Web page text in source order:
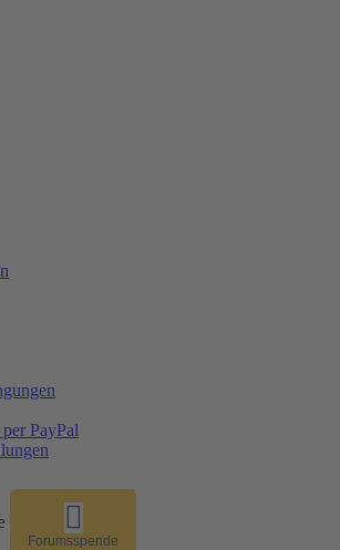
PayPal
Forumsspende